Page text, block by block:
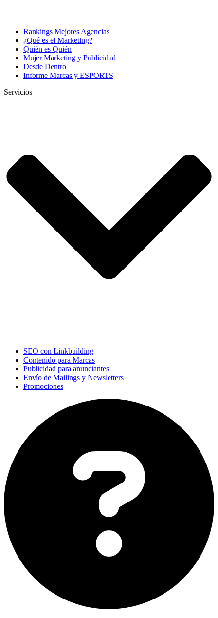
Rankings Mejores Agencias
¿Qué es el Marketing?
Quién es Quién
Mujer Marketing y Publicidad
Desde Dentro
Informe Marcas y ESPORTS
Servicios
SEO con Linkbuilding
Contenido para Marcas
Publicidad para anunciantes
Envío de Mailings y Newsletters
Promociones